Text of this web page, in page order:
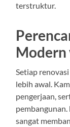
terstruktur.
Modern
Setiap
lebih awal.
pengerjaan,
sangat